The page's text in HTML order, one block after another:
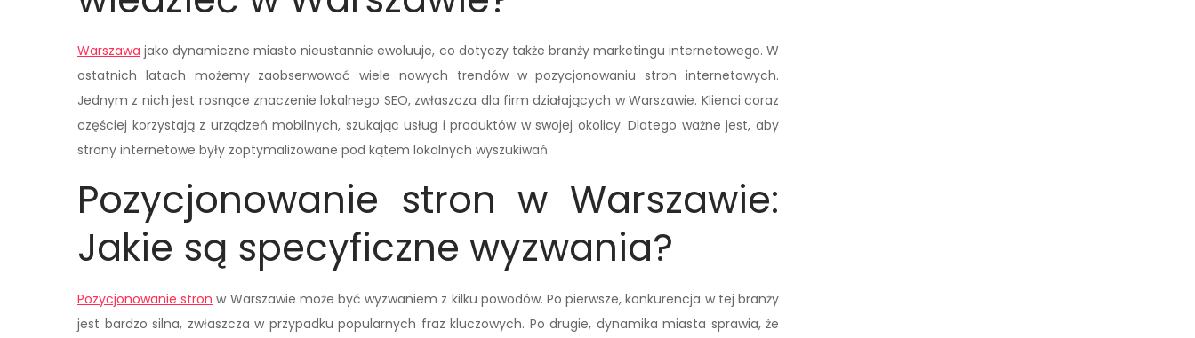
Warszawa jako dynamiczne miasto nieustannie ewoluuje, co dotyczy także branży marketingu internetowego. W
ostatnich latach możemy zaobserwować wiele nowych trendów w pozycjonowaniu stron internetowych.
Jednym z nich jest rosnące znaczenie lokalnego SEO, zwłaszcza dla firm działających w Warszawie. Klienci coraz
częściej korzystają z urządzeń mobilnych, szukając usług i produktów w swojej okolicy. Dlatego ważne jest, aby
strony internetowe były zoptymalizowane pod kątem lokalnych wyszukiwań.
Pozycjonowanie stron w Warszawie:
Jakie są specyficzne wyzwania?
Pozycjonowanie stron w Warszawie może być wyzwaniem z kilku powodów. Po pierwsze, konkurencja w tej branży
jest bardzo silna, zwłaszcza w przypadku popularnych fraz kluczowych. Po drugie, dynamika miasta sprawia, że